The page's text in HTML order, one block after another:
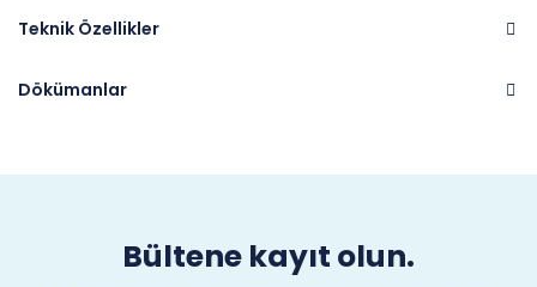
Teknik Özellikler
Dökümanlar
Bültene kayıt olun.